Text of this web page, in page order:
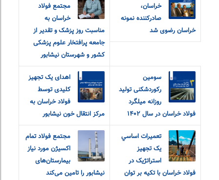
خراسان،
صادرکننده نمونه
خراسان رضوی شد
مجتمع فولاد
خراسان به
مناسبت روز پزشک و تقدیر از
جامعه پرافتخار علوم پزشکی
کشور و شهرستان نیشابور
سومین
رکوردشکنی تولید
روزانه میلگرد
فولاد خراسان در سال ۱۴۰۲
اهدای یک تجهیز
کلیدی توسط
فولاد خراسان به
مرکز انتقال خون نیشابور
تعميرات اساسي
يک تجهيز
استراتژيک در
فولاد خراسان با تکيه بر توان
مجتمع فولاد تمام
اکسیژن مورد نیاز
بیمارستان‌های
نیشابور را تامین می‌کند